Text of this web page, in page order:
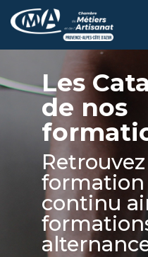
au
contenu
principal
Les
de nos
formation
continu